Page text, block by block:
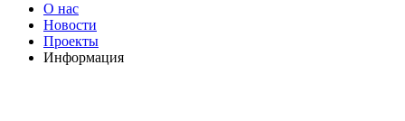
О нас
Новости
Проекты
Информация